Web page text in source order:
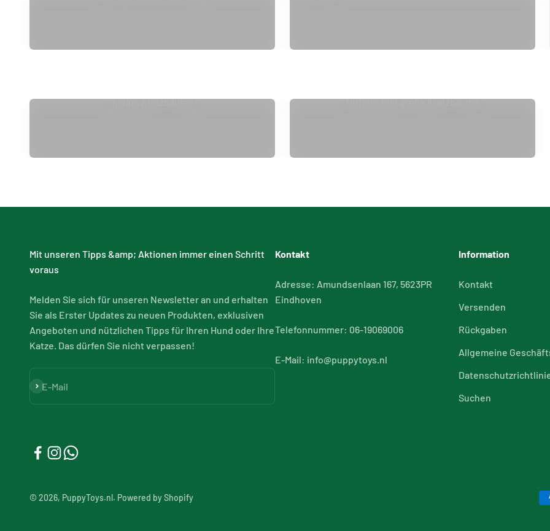
Kleine Kratzbäume Mittlere und große Kratzbäume
Mit unseren Tipps &amp; Aktionen immer einen Schritt
voraus
Melden Sie sich für unseren Newsletter an und erhalten
Sie als Erster Updates zu neuen Produkten, exklusiven
Angeboten und nützlichen Tipps für Ihren Hund oder Ihre
Katze. Das dürfen Sie nicht verpassen!
E-Mail
Abonnieren
Kontakt
Adresse: Amundsenlaan 167, 5623PR
Eindhoven
Telefonnummer: 06-19069006
E-Mail: info@puppytoys.nl
Information
Kontakt
Versenden
Rückgaben
Allgemeine
Suchen
© 2026, PuppyToys.nl. Powered by Shopify